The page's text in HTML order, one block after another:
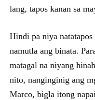
lang, tapos kanan sa
Hindi pa niya
namutla ang binata.
matagal na niyang
nito, nanginginig ang
Marco, bigla itong